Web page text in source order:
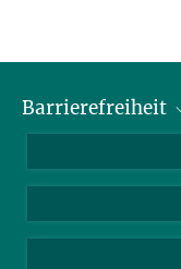
julian.langer@...
Barrierefreiheit